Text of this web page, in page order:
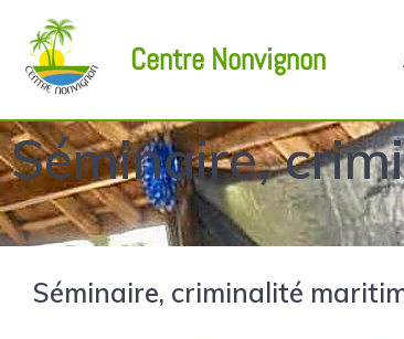
Centre Nonvignon
Séminaire,
Séminaire, criminalité